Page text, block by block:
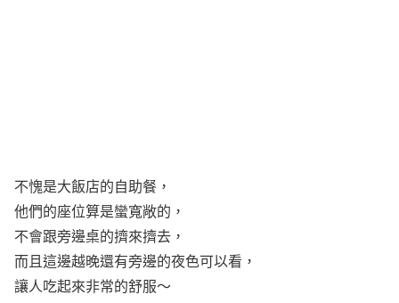
不愧是大飯店的自助餐，
他們的座位算是蠻寬敞的，
不會跟旁邊桌的擠來擠去，
而且這邊越晚還有旁邊的夜色可以看，
讓人吃起來非常的舒服～